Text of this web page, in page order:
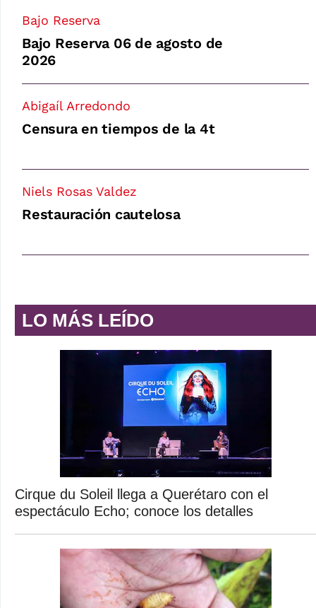
Bajo Reserva
Bajo Reserva 06 de agosto de
2026
Abigaíl Arredondo
Censura en tiempos de la 4t
Niels Rosas Valdez
Restauración cautelosa
LO MÁS LEÍDO
Cirque du Soleil llega a Querétaro con el
espectáculo Echo; conoce los detalles